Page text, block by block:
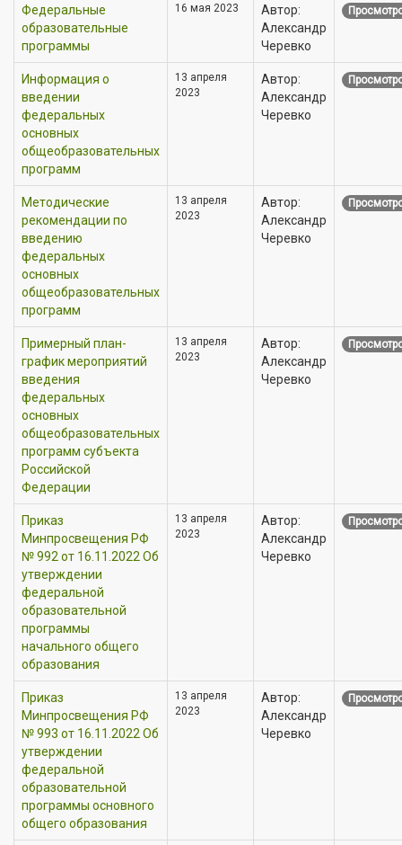
Федеральные
образовательные
программы
16 мая 2023
Автор:
Александр
Черевко
Информация о
введении
федеральных
основных
общеобразовательных
программ
13 апреля
2023
Автор:
Александр
Черевко
Методические
рекомендации по
введению
федеральных
основных
общеобразовательных
программ
13 апреля
2023
Автор:
Александр
Черевко
Примерный план-
график мероприятий
введения
федеральных
основных
общеобразовательных
программ субъекта
Российской
Федерации
13 апреля
2023
Автор:
Александр
Черевко
Приказ
Минпросвещения РФ
№ 992 от 16.11.2022 Об
утверждении
федеральной
образовательной
программы
начального общего
образования
13 апреля
2023
Автор:
Александр
Черевко
Приказ
Минпросвещения РФ
№ 993 от 16.11.2022 Об
утверждении
федеральной
образовательной
программы основного
общего образования
13 апреля
2023
Автор:
Александр
Черевко